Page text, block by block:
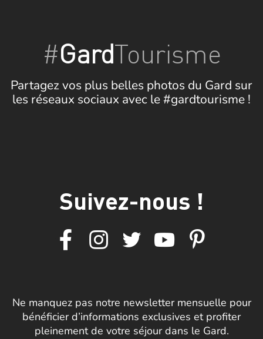
#GardTourisme
Partagez vos plus belles photos du Gard sur
les réseaux sociaux avec le #gardtourisme !
Suivez-nous !
Ne manquez pas notre newsletter mensuelle pour
bénéficier d’informations exclusives et profiter
pleinement de votre séjour dans le Gard.